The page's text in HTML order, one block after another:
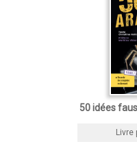
50 idées
Livre